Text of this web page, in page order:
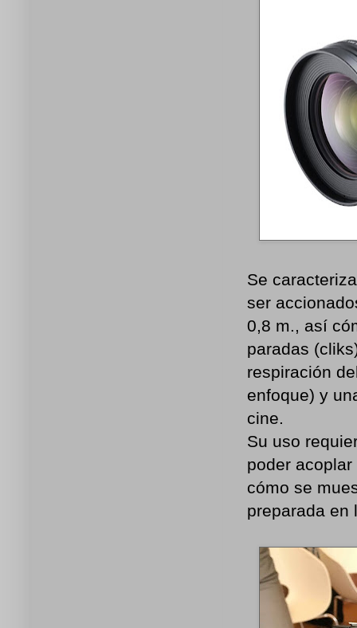
Se
ser
0,8 m., así
paradas
respiración
enfoque) y
cine.
Su uso
poder
cómo se
preparada en